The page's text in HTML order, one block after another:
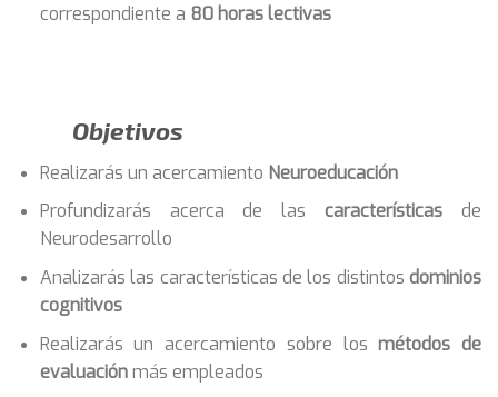
correspondiente a 80 horas lectivas
Objetivos
Realizarás un acercamiento Neuroeducación
Profundizarás acerca de lascaracterísticas de
Neurodesarrollo
Analizarás las características de los distintos dominios
cognitivos
Realizarás un acercamiento sobre losmétodos de
evaluaciónmás empleados